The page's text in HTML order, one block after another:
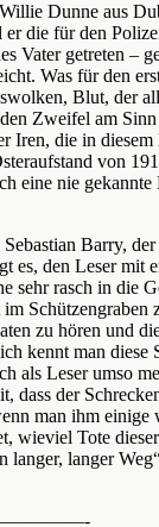
Dunne aus
die für den
Vater getreten –
Was für den
Blut, der
Zweifel am
Iren, die in
von
eine nie
Barry,
es, den Leser mit
sehr rasch in die
Schützengraben
zu hören und
kennt man diese
als Leser umso
dass der
man ihm einige
wieviel Tote
langer, langer